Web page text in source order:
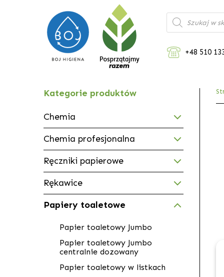
Wyszukiwarka
produktów
+48 510
Kategorie produktów
Chemia
Chemia profesjonalna
Ręczniki papierowe
Rękawice
Papiery toaletowe
Papier toaletowy Jumbo
Papier toaletowy Jumbo
centralnie dozowany
Papier toaletowy w listkach